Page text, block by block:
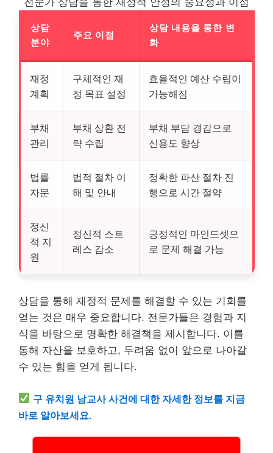
상담
분야
주요 이점
상담 내용을 통한 변
화
재정
계획
구체적인 재
정 목표 설정
효율적인 예산 수립이
가능해짐
부채
관리
부채 상환 전
략 수립
부채 부담 경감으로
신용도 향상
법률
자문
법적 절차 이
해 및 안내
정확한 파산 절차 진
행으로 시간 절약
정신
적 지
원
정신적 스트
레스 감소
긍정적인 마인드셋으
로 문제 해결 가능
상담을 통해 재정적 문제를 해결할 수 있는 기회를
얻는 것은 매우 중요합니다. 전문가들은 경험과 지
식을 바탕으로 명확한 해결책을 제시합니다. 이를
통해 자산을 보호하고, 두려움 없이 앞으로 나아갈
수 있는 힘을 얻게 됩니다.
구 유치원 남교사 사건에 대한 자세한 정보를 지금
바로 알아보세요.